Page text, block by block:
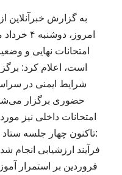
به گزارش خبرآنلاین
امتحانات نهایی و
است، اعلام کرد:
حضوری برگزار
امتحانات داخلی نیز
:تاکنون چهار جلسه
فروردین بر استمرار